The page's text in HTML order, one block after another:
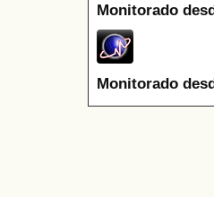
Monitorado
Monitorado